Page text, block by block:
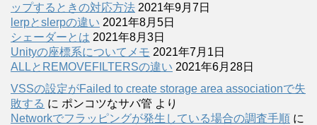
ップするときの対応方法 2021年9月7日
lerpとslerpの違い 2021年8月5日
シェーダーとは 2021年8月3日
Unityの座標系についてメモ 2021年7月1日
ALLとREMOVEFILTERSの違い 2021年6月28日
VSSの設定がFailed to create storage area associationで失
敗する に ポンコツなサバ管 より
Networkでフラッピングが発生している場合の調査手順 に